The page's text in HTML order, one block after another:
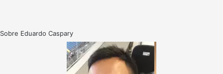
Sobre Eduardo Caspary